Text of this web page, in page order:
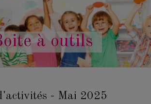
à outils
- Mai 2025